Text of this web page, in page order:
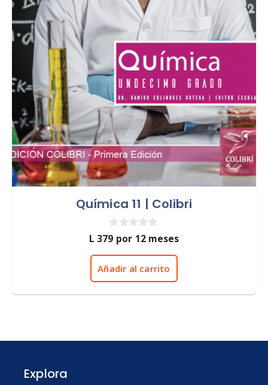
Química 11 | Colibri
0
d
e
L 379 por 12 meses
Añadir al carrito
Explora